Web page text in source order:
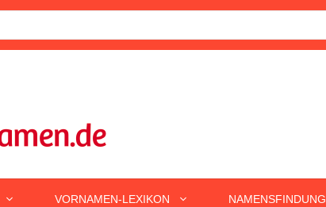
VORNAMEN-LEXIKON NAMENSFINDUNG